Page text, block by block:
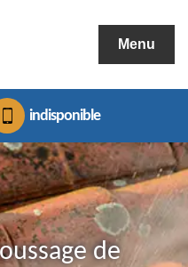
Menu
indisponible
de